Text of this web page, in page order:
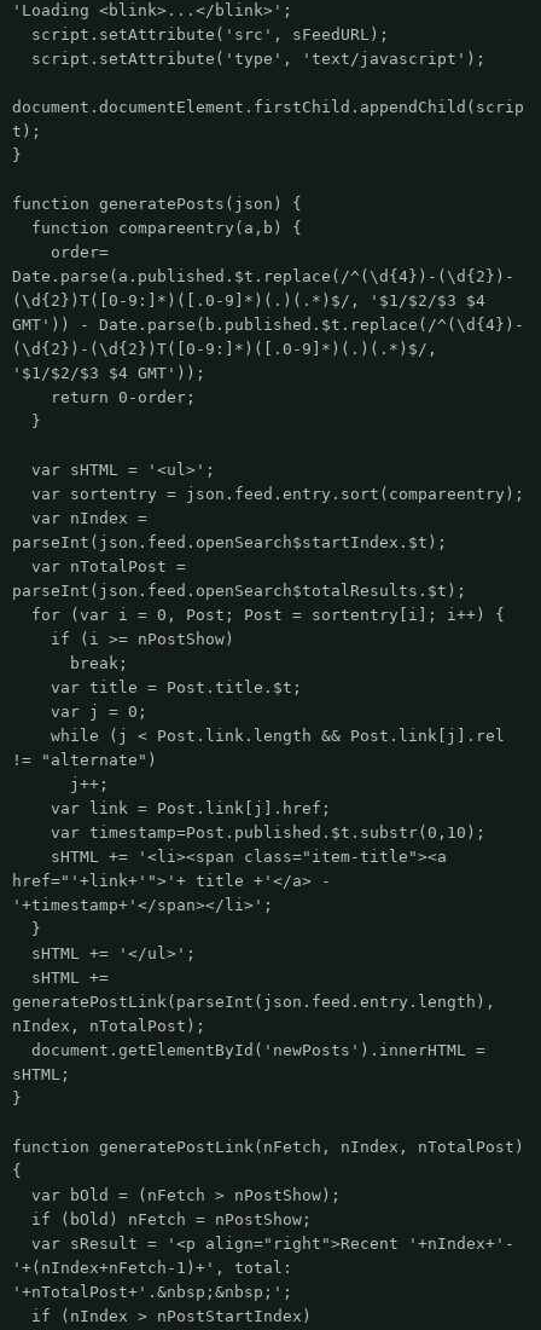
'Loading <blink>...</blink>';
script.setAttribute('src', sFeedURL);
script.setAttribute('type', 'text/javascript');
document.documentElement.firstChild.appendChild(scrip
t);
}
function generatePosts(json) {
function compareentry(a,b) {
order=
Date.parse(a.published.$t.replace(/^(\d{4})-(\d{2})-
(\d{2})T([0-9:]*)([.0-9]*)(.)(.*)$/, '$1/$2/$3 $4
GMT')) - Date.parse(b.published.$t.replace(/^(\d{4})-
(\d{2})-(\d{2})T([0-9:]*)([.0-9]*)(.)(.*)$/,
'$1/$2/$3 $4 GMT'));
return 0-order;
}
var sHTML = '<ul>';
var sortentry = json.feed.entry.sort(compareentry);
var nIndex =
parseInt(json.feed.openSearch$startIndex.$t);
var nTotalPost =
parseInt(json.feed.openSearch$totalResults.$t);
for (var i = 0, Post; Post = sortentry[i]; i++) {
if (i >= nPostShow)
break;
var title = Post.title.$t;
var j = 0;
while (j < Post.link.length && Post.link[j].rel
!= "alternate")
j++;
var link = Post.link[j].href;
var timestamp=Post.published.$t.substr(0,10);
sHTML += '<li><span class="item-title"><a
href="'+link+'">'+ title +'</a> -
'+timestamp+'</span></li>';
}
sHTML += '</ul>';
sHTML +=
generatePostLink(parseInt(json.feed.entry.length),
nIndex, nTotalPost);
document.getElementById('newPosts').innerHTML =
sHTML;
}
function generatePostLink(nFetch, nIndex, nTotalPost)
{
var bOld = (nFetch > nPostShow);
if (bOld) nFetch = nPostShow;
var sResult = '<p align="right">Recent '+nIndex+'-
'+(nIndex+nFetch-1)+', total:
'+nTotalPost+'.&nbsp;&nbsp;';
if (nIndex > nPostStartIndex)